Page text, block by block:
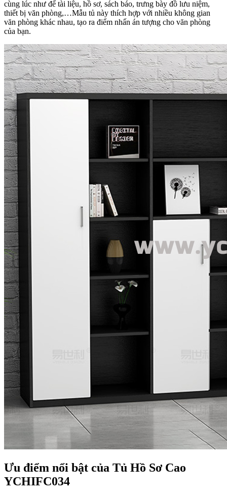
cùng lúc như để tài liệu, hồ sơ, sách báo, trưng bày đồ lưu niệm,
thiết bị văn phòng,…Mẫu tủ này thích hợp với nhiều không gian
văn phòng khác nhau, tạo ra điểm nhấn án tượng cho văn phòng
của bạn.
Ưu điểm nổi bật của Tủ Hồ Sơ Cao
YCHIFC034